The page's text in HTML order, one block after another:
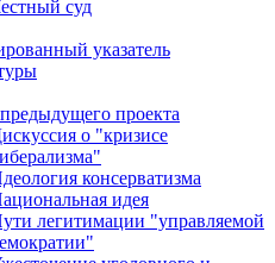
суд
указатель
проекта
о "кризисе
консерватизма
идея
легитимации "управляемой